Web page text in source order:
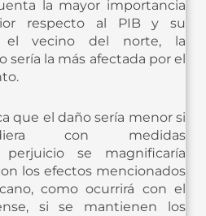
la mayor importancia
respecto al PIB y su
el vecino del norte, la
la más afectada por el
que el daño sería menor si
con medidas
perjuicio se magnificaría
los efectos mencionados
como ocurrirá con el
si se mantienen los